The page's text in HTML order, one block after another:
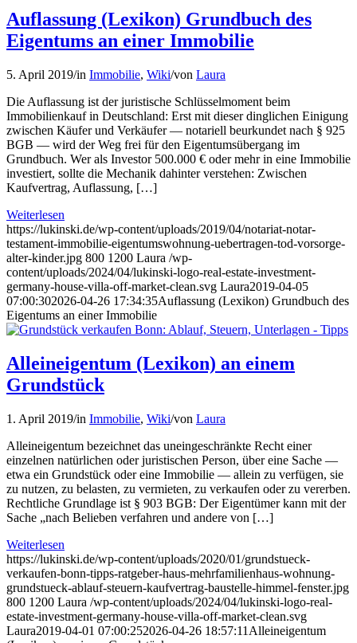
Auflassung (Lexikon) Grundbuch des
Eigentums an einer Immobilie
5. April 2019/in Immobilie, Wiki/von Laura
Die Auflassung ist der juristische Schlüsselmoment beim
Immobilienkauf in Deutschland: Erst mit dieser dinglichen Einigung
zwischen Käufer und Verkäufer — notariell beurkundet nach § 925
BGB — wird der Weg frei für den Eigentumsübergang im
Grundbuch. Wer als Investor 500.000 € oder mehr in eine Immobilie
investiert, sollte die Mechanik dahinter verstehen: Zwischen
Kaufvertrag, Auflassung, […]
Weiterlesen
https://lukinski.de/wp-content/uploads/2019/04/notariat-notar-
testament-immobilie-eigentumswohnung-uebertragen-tod-vorsorge-
alter-kinder.jpg 800 1200 Laura /wp-
content/uploads/2024/04/lukinski-logo-real-estate-investment-
germany-house-villa-off-market-clean.svg Laura2019-04-05
07:00:302026-04-26 17:34:35Auflassung (Lexikon) Grundbuch des
Eigentums an einer Immobilie
Alleineigentum (Lexikon) an einem
Grundstück
1. April 2019/in Immobilie, Wiki/von Laura
Alleineigentum bezeichnet das uneingeschränkte Recht einer
einzelnen natürlichen oder juristischen Person, über eine Sache —
etwa ein Grundstück oder eine Immobilie — allein zu verfügen, sie
zu nutzen, zu belasten, zu vermieten, zu verkaufen oder zu vererben.
Rechtliche Grundlage ist § 903 BGB: Der Eigentümer kann mit der
Sache „nach Belieben verfahren und andere von […]
Weiterlesen
https://lukinski.de/wp-content/uploads/2020/01/grundstueck-
verkaufen-bonn-tipps-ratgeber-haus-mehrfamilienhaus-wohnung-
grundstueck-ablauf-steuern-kaufvertrag-baustelle-himmel-fenster.jpg
800 1200 Laura /wp-content/uploads/2024/04/lukinski-logo-real-
estate-investment-germany-house-villa-off-market-clean.svg
Laura2019-04-01 07:00:252026-04-26 18:57:11 Alleineigentum